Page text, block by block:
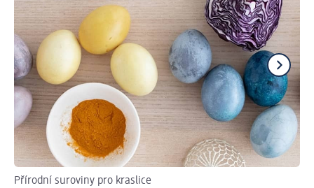
Přírodní suroviny pro kraslice